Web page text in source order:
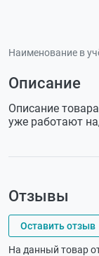
Наименование в
Описание
Описание
уже работают
Отзывы
Оставить отзыв
На данный товар